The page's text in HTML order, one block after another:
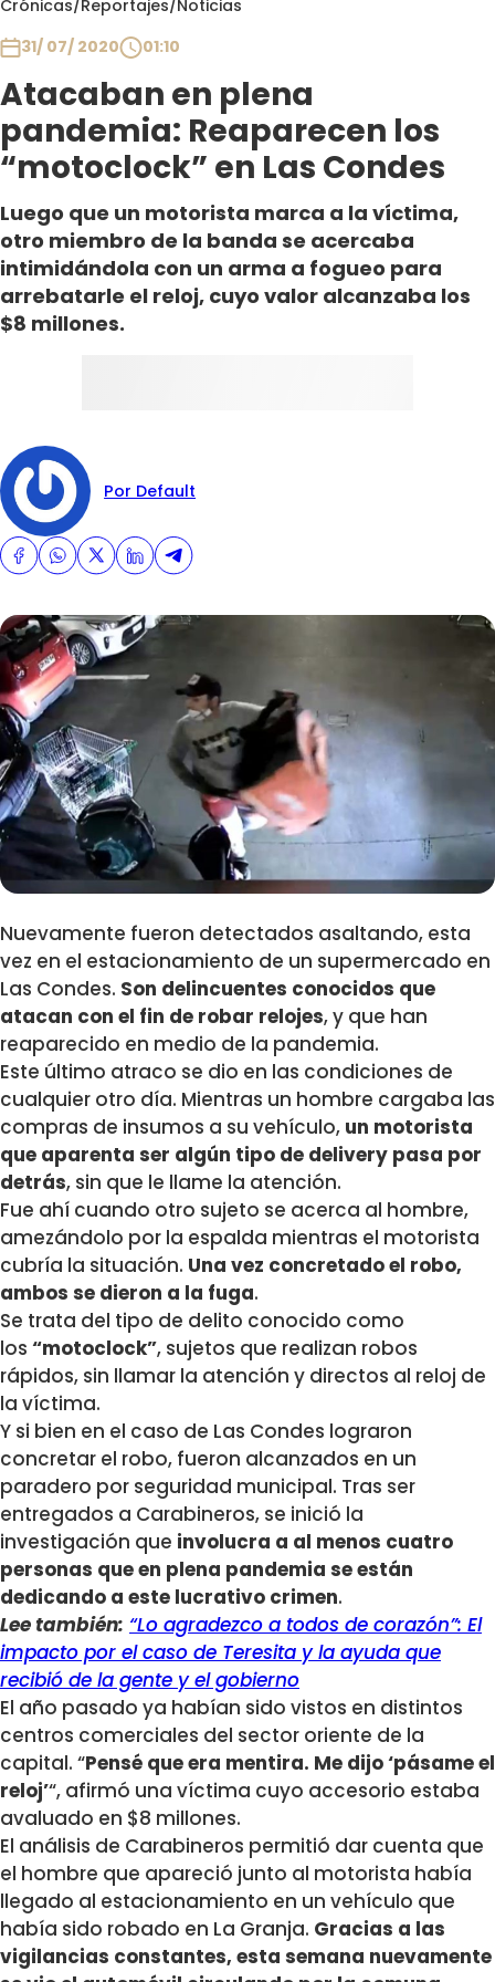
Crónicas/Reportajes/Noticias
31/ 07/ 2020
01:10
Atacaban en plena
pandemia: Reaparecen los
“motoclock” en Las Condes
Luego que un motorista marca a la víctima,
otro miembro de la banda se acercaba
intimidándola con un arma a fogueo para
arrebatarle el reloj, cuyo valor alcanzaba los
$8 millones.
Por Default
Nuevamente fueron detectados asaltando, esta
vez en el estacionamiento de un supermercado en
Las Condes. Son delincuentes conocidos que
atacan con el fin de robar relojes, y que han
reaparecido en medio de la pandemia.
Este último atraco se dio en las condiciones de
cualquier otro día. Mientras un hombre cargaba las
compras de insumos a su vehículo, un motorista
que aparenta ser algún tipo de delivery pasa por
detrás, sin que le llame la atención.
Fue ahí cuando otro sujeto se acerca al hombre,
amezándolo por la espalda mientras el motorista
cubría la situación. Una vez concretado el robo,
ambos se dieron a la fuga.
Se trata del tipo de delito conocido como
los “motoclock”, sujetos que realizan robos
rápidos, sin llamar la atención y directos al reloj de
la víctima.
Y si bien en el caso de Las Condes lograron
concretar el robo, fueron alcanzados en un
paradero por seguridad municipal. Tras ser
entregados a Carabineros, se inició la
investigación que involucra a al menos cuatro
personas que en plena pandemia se están
dedicando a este lucrativo crimen.
Lee también: “Lo agradezco a todos de corazón”: El
impacto por el caso de Teresita y la ayuda que
recibió de la gente y el gobierno
El año pasado ya habían sido vistos en distintos
centros comerciales del sector oriente de la
capital. “Pensé que era mentira. Me dijo ‘pásame el
reloj’“, afirmó una víctima cuyo accesorio estaba
avaluado en $8 millones.
El análisis de Carabineros permitió dar cuenta que
el hombre que apareció junto al motorista había
llegado al estacionamiento en un vehículo que
había sido robado en La Granja. Gracias a las
vigilancias constantes, esta semana nuevamente
Club De La Comedia
Contigo en Directo
Plan Perfecto
El Tiempo
Sabingo
Todos Los Programas